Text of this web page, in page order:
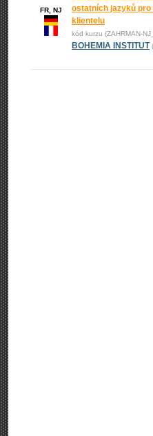
FR, NJ
ostatních jazyků
klientelu
kód kurzu (ZAHRMAN-
BOHEMIA INSTITUT